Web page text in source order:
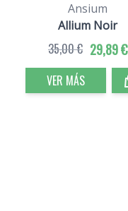
Ansium
Allium Noir
29,89 €
35,00 €
VER MÁS